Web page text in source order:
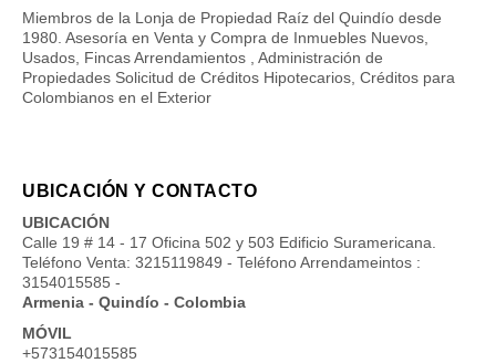
Miembros de la Lonja de Propiedad Raíz del Quindío desde
1980. Asesoría en Venta y Compra de Inmuebles Nuevos,
Usados, Fincas Arrendamientos , Administración de
Propiedades Solicitud de Créditos Hipotecarios, Créditos para
Colombianos en el Exterior
UBICACIÓN Y CONTACTO
UBICACIÓN
Calle 19 # 14 - 17 Oficina 502 y 503 Edificio Suramericana.
Teléfono Venta: 3215119849 - Teléfono Arrendameintos :
3154015585 -
Armenia - Quindío - Colombia
MÓVIL
+573154015585